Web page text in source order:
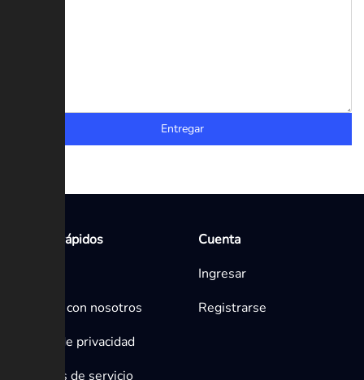
Entregar
Enlaces rápidos
Contacta con nosotros
Política de privacidad
Términos de servicio
Cuenta
Ingresar
Registrarse